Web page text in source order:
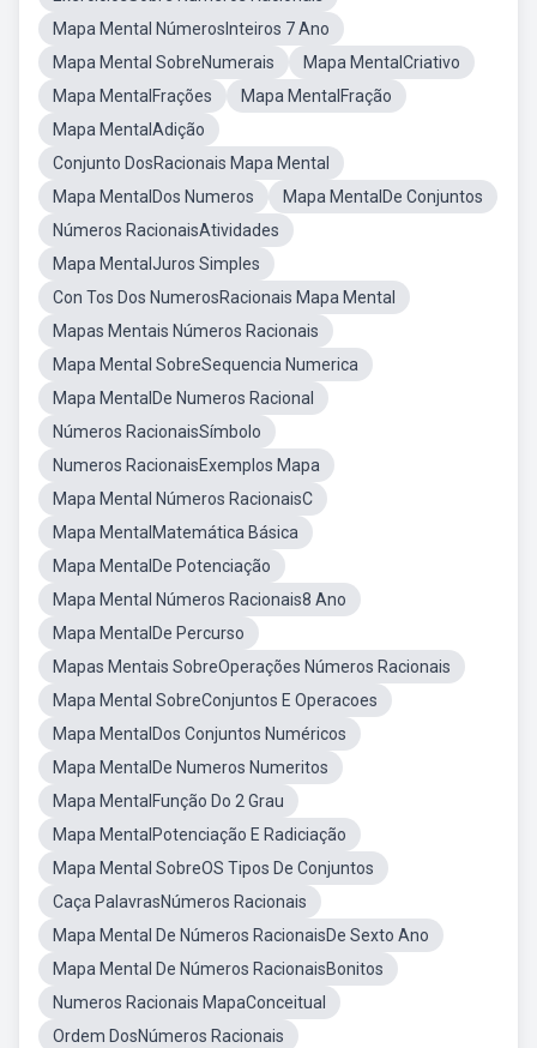
Mapa Mental NúmerosInteiros 7 Ano
Mapa Mental SobreNumerais
Mapa MentalCriativo
Mapa MentalFrações
Mapa MentalFração
Mapa MentalAdição
Conjunto DosRacionais Mapa Mental
Mapa MentalDos Numeros
Mapa MentalDe Conjuntos
Números RacionaisAtividades
Mapa MentalJuros Simples
Con Tos Dos NumerosRacionais Mapa Mental
Mapas Mentais Números Racionais
Mapa Mental SobreSequencia Numerica
Mapa MentalDe Numeros Racional
Números RacionaisSímbolo
Numeros RacionaisExemplos Mapa
Mapa Mental Números RacionaisC
Mapa MentalMatemática Básica
Mapa MentalDe Potenciação
Mapa Mental Números Racionais8 Ano
Mapa MentalDe Percurso
Mapas Mentais SobreOperações Números Racionais
Mapa Mental SobreConjuntos E Operacoes
Mapa MentalDos Conjuntos Numéricos
Mapa MentalDe Numeros Numeritos
Mapa MentalFunção Do 2 Grau
Mapa MentalPotenciação E Radiciação
Mapa Mental SobreOS Tipos De Conjuntos
Caça PalavrasNúmeros Racionais
Mapa Mental De Números RacionaisDe Sexto Ano
Mapa Mental De Números RacionaisBonitos
Numeros Racionais MapaConceitual
Ordem DosNúmeros Racionais